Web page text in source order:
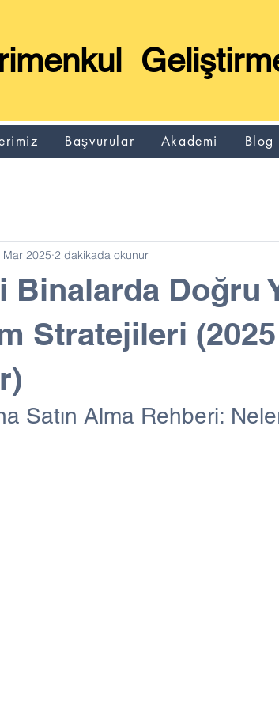
Başvurular Akademi Blog
Binalarda Doğru
Stratejileri
Mar 2025 2 dakikada okunur
Satın Alma Rehberi: